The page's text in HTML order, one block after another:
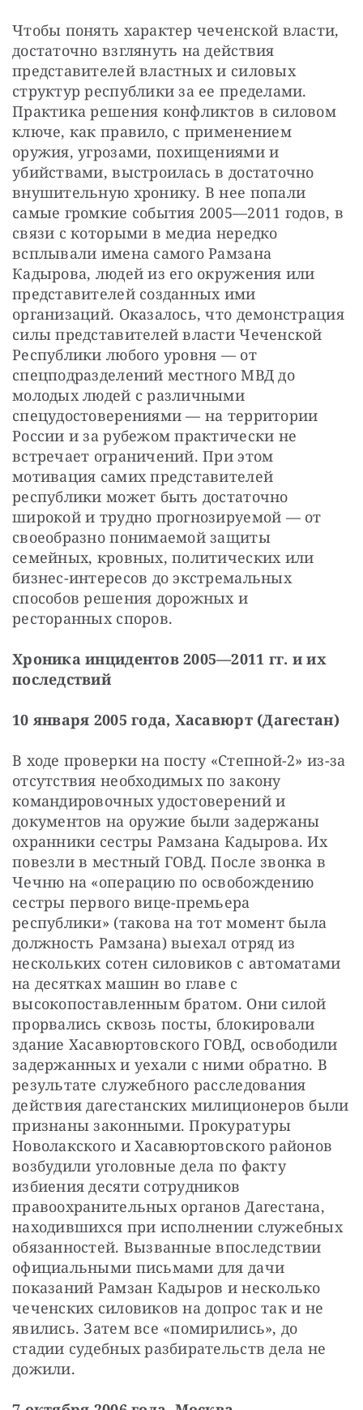
Чтобы понять характер чеченской власти,
достаточно взглянуть на действия
представителей властных и силовых
структур республики за ее пределами.
Практика решения конфликтов в силовом
ключе, как правило, с применением
оружия, угрозами, похищениями и
убийствами, выстроилась в достаточно
внушительную хронику. В нее попали
самые громкие события 2005—2011 годов, в
связи с которыми в медиа нередко
всплывали имена самого Рамзана
Кадырова, людей из его окружения или
представителей созданных ими
организаций. Оказалось, что демонстрация
силы представителей власти Чеченской
Республики любого уровня — от
спецподразделений местного МВД до
молодых людей с различными
спецудостоверениями — на территории
России и за рубежом практически не
встречает ограничений. При этом
мотивация самих представителей
республики может быть достаточно
широкой и трудно прогнозируемой — от
своеобразно понимаемой защиты
семейных, кровных, политических или
бизнес-интересов до экстремальных
способов решения дорожных и
ресторанных споров.
Хроника инцидентов 2005—2011 гг. и их
последствий
10 января 2005 года, Хасавюрт (Дагестан)
В ходе проверки на посту «Степной-2» из-за
отсутствия необходимых по закону
командировочных удостоверений и
документов на оружие были задержаны
охранники сестры Рамзана Кадырова. Их
повезли в местный ГОВД. После звонка в
Чечню на «операцию по освобождению
сестры первого вице-премьера
республики» (такова на тот момент была
должность Рамзана) выехал отряд из
нескольких сотен силовиков с автоматами
на десятках машин во главе с
высокопоставленным братом. Они силой
прорвались сквозь посты, блокировали
здание Хасавюртовского ГОВД, освободили
задержанных и уехали с ними обратно. В
результате служебного расследования
действия дагестанских милиционеров были
признаны законными. Прокуратуры
Новолакского и Хасавюртовского районов
возбудили уголовные дела по факту
избиения десяти сотрудников
правоохранительных органов Дагестана,
находившихся при исполнении служебных
обязанностей. Вызванные впоследствии
официальными письмами для дачи
показаний Рамзан Кадыров и несколько
чеченских силовиков на допрос так и не
явились. Затем все «помирились», до
стадии судебных разбирательств дела не
дожили.